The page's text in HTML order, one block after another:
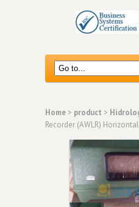
Home > product >
Recorder (AWLR)